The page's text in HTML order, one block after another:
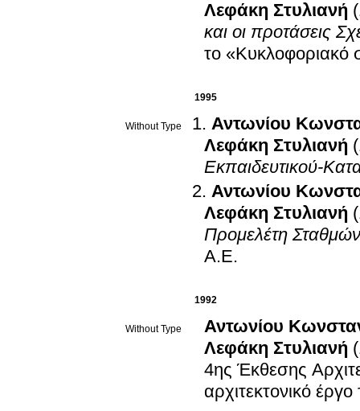
Λεφάκη Στυλιανή
και οι προτάσεις
το «Κυκλοφοριακό
1995
Without Type
Αντωνίου
Λεφάκη Στυλιανή
Εκπαιδευτικού-
Αντωνίου
Λεφάκη Στυλιανή
Προμελέτη
Α.Ε.
1992
Without Type
Αντωνίου
Λεφάκη Στυλιανή
4ης Έκθεσης
αρχιτεκτονικό